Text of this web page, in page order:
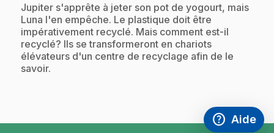
.Jupiter s'apprête à jeter son pot de yogourt, mais
Luna l'en empêche. Le plastique doit être
impérativement recyclé. Mais comment est-il
recyclé? Ils se transformeront en chariots
élévateurs d'un centre de recyclage afin de le
savoir.
help
Accéder à
Aide
,Ce lien